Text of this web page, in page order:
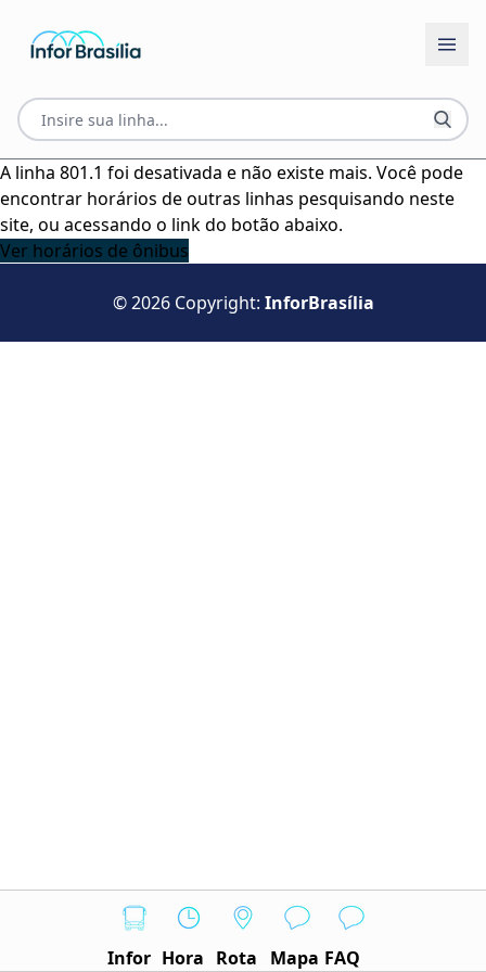
Infor Hora Rota Mapa FAQ
A linha 801.1 foi desativada e não existe mais. Você pode
encontrar horários de outras linhas pesquisando neste
site, ou acessando o link do botão abaixo.
Ver horários de ônibus
© 2026 Copyright: InforBrasília